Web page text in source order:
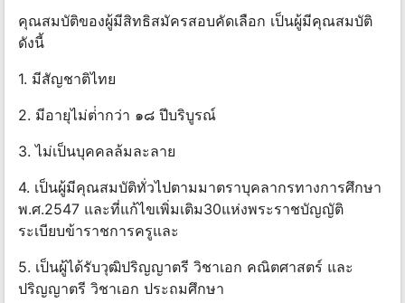
คุณสมบัติของผู้มีสิทธิสมัครสอบคัดเลือก เป็นผู้มีคุณสมบัติ
ดังนี้
1. มีสัญชาติไทย
2. มีอายุไม่ต่ํากว่า ๑๘ ปีบริบูรณ์
3. ไม่เป็นบุคคลล้มละลาย
4. เป็นผู้มีคุณสมบัติทั่วไปตามมาตราบุคลากรทางการศึกษา
พ.ศ.2547 และที่แก้ไขเพิ่มเติม30แห่งพระราชบัญญัติ
ระเบียบข้าราชการครูและ
5. เป็นผู้ได้รับวุฒิปริญญาตรี วิชาเอก คณิตศาสตร์ และ
ปริญญาตรี วิชาเอก ประถมศึกษา